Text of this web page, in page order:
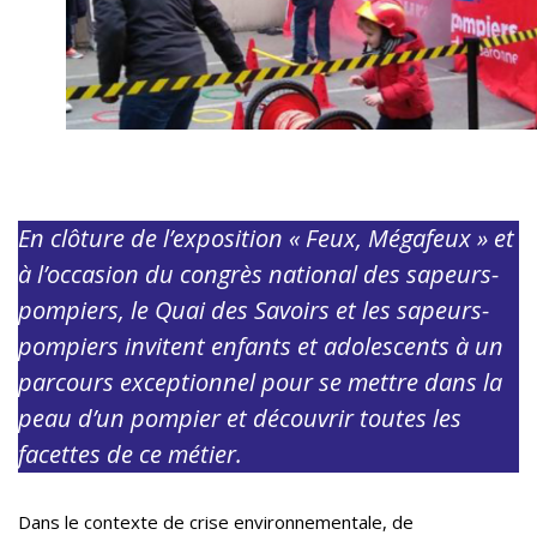
En clôture de l’exposition « Feux, Mégafeux » et
à l’occasion du congrès national des sapeurs-
pompiers, le Quai des Savoirs et les sapeurs-
pompiers invitent enfants et adolescents à un
parcours exceptionnel pour se mettre dans la
peau d’un pompier et découvrir toutes les
facettes de ce métier.
Dans le contexte de crise environnementale, de